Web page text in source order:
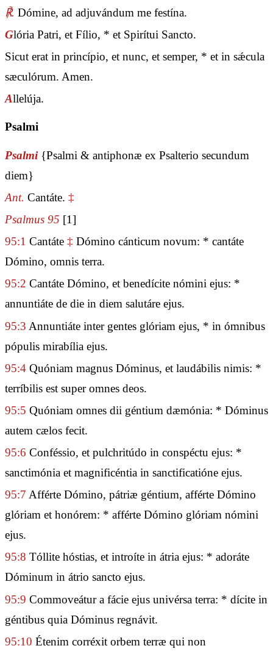
℟. Dómine, ad adjuvándum me festína.
Glória Patri, et Fílio, * et Spirítui Sancto.
Sicut erat in princípio, et nunc, et semper, * et in sǽcula
sæculórum. Amen.
Allelúja.
Psalmi
Psalmi {Psalmi & antiphonæ ex Psalterio secundum
diem}
Ant. Cantáte. ‡
Psalmus 95 [1]
95:1 Cantáte ‡ Dómino cánticum novum: * cantáte
Dómino, omnis terra.
95:2 Cantáte Dómino, et benedícite nómini ejus: *
annuntiáte de die in diem salutáre ejus.
95:3 Annuntiáte inter gentes glóriam ejus, * in ómnibus
pópulis mirabília ejus.
95:4 Quóniam magnus Dóminus, et laudábilis nimis: *
terríbilis est super omnes deos.
95:5 Quóniam omnes dii géntium dæmónia: * Dóminus
autem cælos fecit.
95:6 Conféssio, et pulchritúdo in conspéctu ejus: *
sanctimónia et magnificéntia in sanctificatióne ejus.
95:7 Afférte Dómino, pátriæ géntium, afférte Dómino
glóriam et honórem: * afférte Dómino glóriam nómini
ejus.
95:8 Tóllite hóstias, et introíte in átria ejus: * adoráte
Dóminum in átrio sancto ejus.
95:9 Commoveátur a fácie ejus univérsa terra: * dícite in
géntibus quia Dóminus regnávit.
95:10 Étenim corréxit orbem terræ qui non